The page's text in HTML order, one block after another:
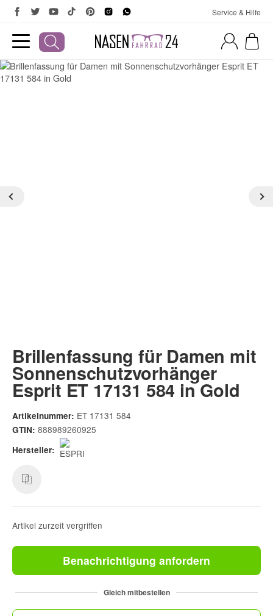
Service & Hilfe
Brillenfassung für Damen mit
Sonnenschutzvorhänger
Esprit ET 17131 584 in Gold
Artikelnummer: ET 17131 584
GTIN: 888989260925
Hersteller:
Artikel zurzeit vergriffen
Benachrichtigung anfordern
Gleich mitbestellen